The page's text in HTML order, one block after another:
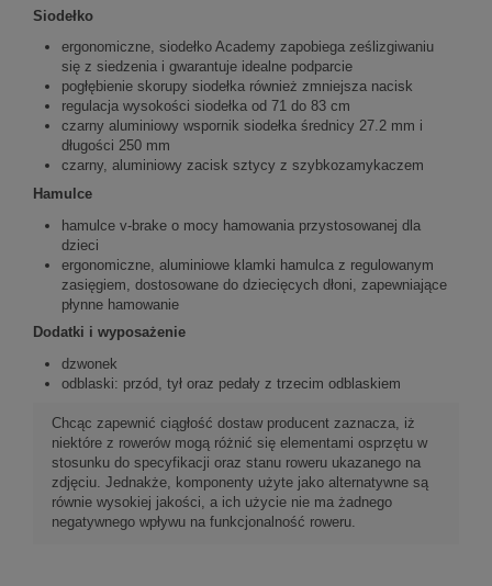
Siodełko
ergonomiczne, siodełko Academy zapobiega ześlizgiwaniu
się z siedzenia i gwarantuje idealne podparcie
pogłębienie skorupy siodełka również zmniejsza nacisk
regulacja wysokości siodełka od 71 do 83 cm
czarny aluminiowy wspornik siodełka średnicy 27.2 mm i
długości 250 mm
czarny, aluminiowy zacisk sztycy z szybkozamykaczem
Hamulce
hamulce v-brake o mocy hamowania przystosowanej dla
dzieci
ergonomiczne, aluminiowe klamki hamulca z regulowanym
zasięgiem, dostosowane do dziecięcych dłoni, zapewniające
płynne hamowanie
Dodatki i wyposażenie
dzwonek
odblaski: przód, tył oraz pedały z trzecim odblaskiem
Chcąc zapewnić ciągłość dostaw producent zaznacza, iż
niektóre z rowerów mogą różnić się elementami osprzętu w
stosunku do specyfikacji oraz stanu roweru ukazanego na
zdjęciu. Jednakże, komponenty użyte jako alternatywne są
równie wysokiej jakości, a ich użycie nie ma żadnego
negatywnego wpływu na funkcjonalność roweru.